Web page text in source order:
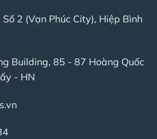
2 (Vạn Phúc City), Hiệp Bình
Building, 85 - 87 Hoàng Quốc
- HN